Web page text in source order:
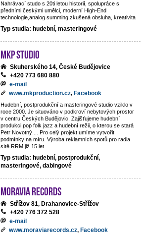
Nahrávací studo s 20ti letou historií, spolupráce s
předními českými umělci, moderní High-End
technologie,analog summing,zkušená obsluha, kreativita
Typ studia: hudební, masteringové
MKP STUDIO
Skuherského 14, České Budějovice
+420 773 680 880
e-mail
www.mkproduction.cz, Facebook
Hudební, postprodukční a masteringové studio vziklo v
roce 2000. Je situováno v podkroví nebytových prostor
v centru Českých Budějovic. Zajišťujeme hudební
produkci pop folk jazz a hudební režii, o kterou se stará
Petr Novotný.... Pro celý projekt umíme vytvořit
podmínky na míru. Výroba reklamních spotů pro radia
sítě RRM již 15 let.
Typ studia: hudební, postprodukční,
masteringové, dabingové
Moravia Records
Střížov 81, Drahanovice-Střížov
+420 776 372 528
e-mail
www.moraviarecords.cz, Facebook